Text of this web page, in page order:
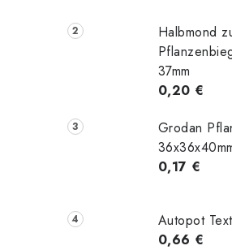
Halbmond
37mm
0,20 €
Grodan
0,17 €
Autopot
0,66 €